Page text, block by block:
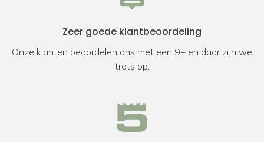
Zeer goede klantbeoordeling
Onze klanten beoordelen ons met een 9+ en daar zijn we
trots op.